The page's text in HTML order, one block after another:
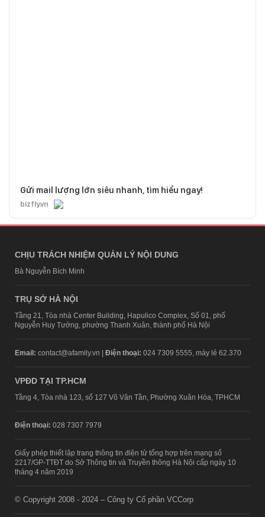
Gửi mail lượng lớn siêu nhanh, tìm hiểu ngay!
bizfly.vn
CHỊU TRÁCH NHIỆM QUẢN LÝ NỘI DUNG
Bà Nguyễn Bích Minh
TRỤ SỞ HÀ NỘI
Tầng 21, Tòa nhà Center Building, Hapulico Complex, Số 01, phố
Nguyễn Huy Tưởng, phường Thanh Xuân, thành phố Hà Nội
Email: contact@afamily.vn | Điện thoại: 024 7309 5555, máy lẻ 62.370
VPĐD TẠI TP.HCM
Tầng 4, Tòa nhà 123, số 127 Võ Văn Tần, Phường Xuân Hòa, TPHCM
Điện thoại: 028 7307 7979
Giấy phép thiết lập trang thông tin điện tử tổng hợp trên mạng số
2217/GP-TTĐT do Sở Thông tin và Truyền thông Hà Nội cấp ngày 10
tháng 4 năm 2019
© Copyright 2008 - 2024 – Công ty Cổ phần VCCorp